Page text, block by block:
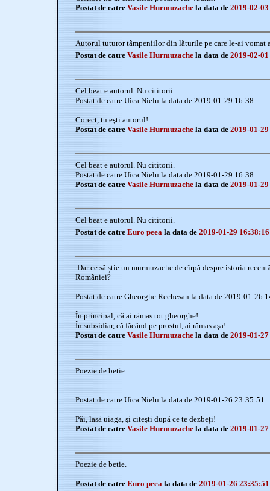
Postat de catre Vasile Hurmuzache la data de 2019-02-
Autorul tuturor tâmpeniilor din lăturile pe care le-ai vomat
Postat de catre Vasile Hurmuzache la data de 2019-02-
Cel beat e autorul. Nu cititorii.
Postat de catre Uica Nielu la data de 2019-01-29 16:38:
Corect, tu eşti autorul!
Postat de catre Vasile Hurmuzache la data de 2019-01-
Cel beat e autorul. Nu cititorii.
Postat de catre Uica Nielu la data de 2019-01-29 16:38:
Postat de catre Vasile Hurmuzache la data de 2019-01-
Cel beat e autorul. Nu cititorii.
Postat de catre Euro peea la data de 2019-01-29 16:38:16
.Dar ce să știe un murmuzache de cîrpă despre istoria
României?
Postat de catre Gheorghe Rechesan la data de 2019-01-26
În principal, că ai rămas tot gheorghe!
În subsidiar, că făcând pe prostul, ai rămas aşa!
Postat de catre Vasile Hurmuzache la data de 2019-01-
Poezie de betie.
Postat de catre Uica Nielu la data de 2019-01-26 23:35:51
Păi, lasă uiaga, şi citeşti după ce te dezbeți!
Postat de catre Vasile Hurmuzache la data de 2019-01-
Poezie de betie.
Postat de catre Euro peea la data de 2019-01-26 23:35:51